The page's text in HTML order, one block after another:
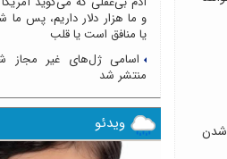
شدن
و ما هزار دلار داریم، پس
یا منافق است یا قلب
اسامی ژل‌های غیر
منتشر شد
ویدئو